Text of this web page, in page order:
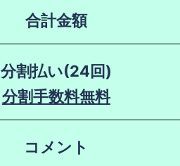
合計金額
分割払い(24回)
分割手数料無料
コメント